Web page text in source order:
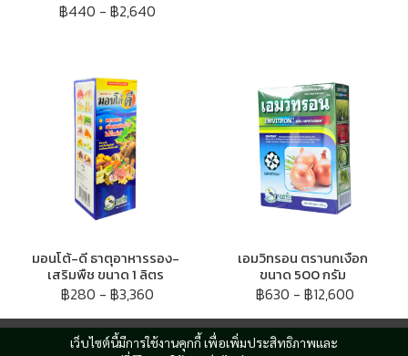
฿440 - ฿2,640
มอนโต้-ดี ธาตุอาหารรอง-
เสริมพืช ขนาด 1 ลิตร
฿280 - ฿3,360
เอมวิทรอน ตรานกเงือก
ขนาด 500 กรัม
฿630 - ฿12,600
เว็บไซต์นี้มีการใช้งานคุกกี้ เพื่อเพิ่มประสิทธิภาพและ